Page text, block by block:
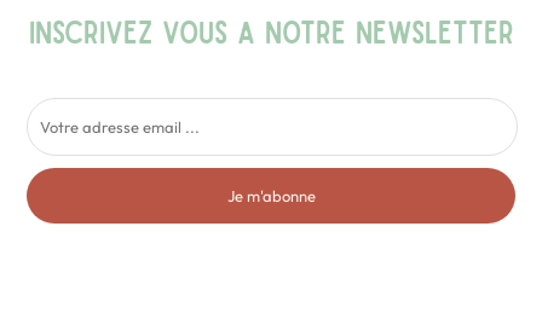
INSCRIVEZ VOUS A NOTRE NEWSLETTER
Je m'abonne